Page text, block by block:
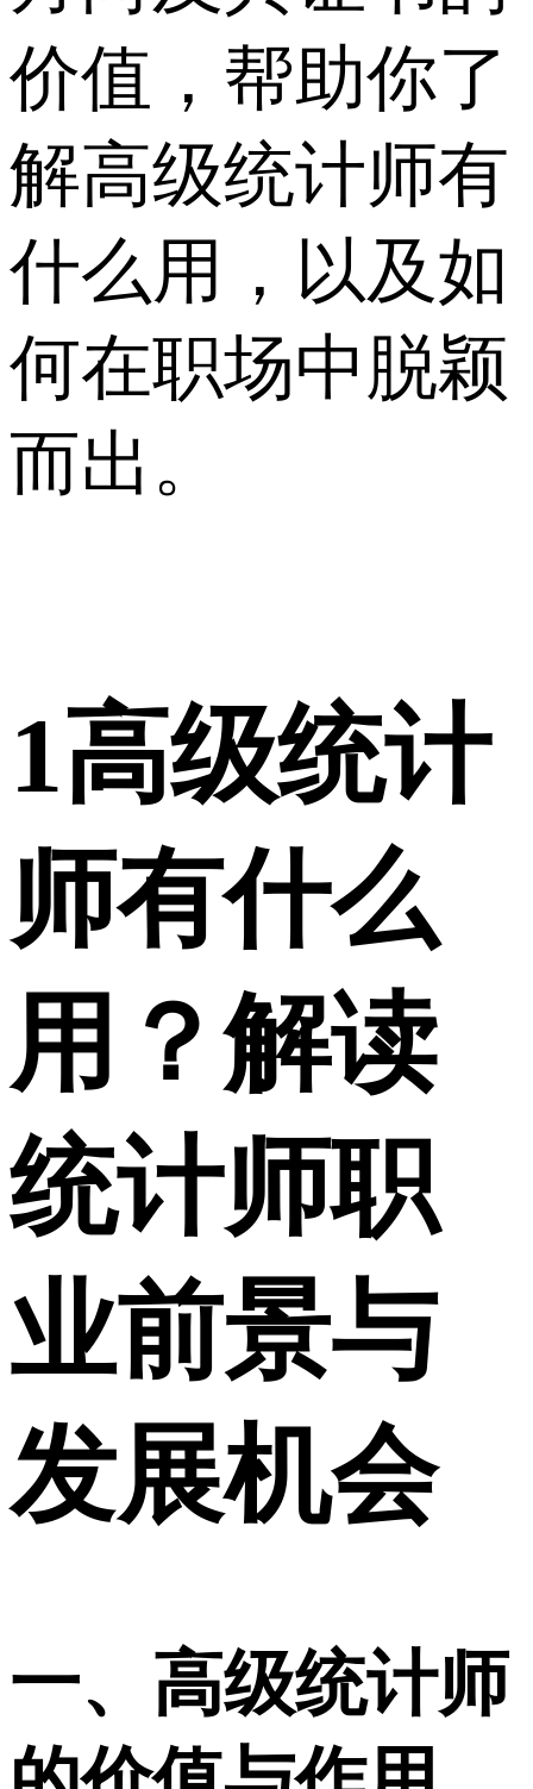
价值，帮助你了
解高级统计师有
什么用，以及如
何在职场中脱颖
而出。
1高级统计
师有什么
用？解读
统计师职
业前景与
发展机会
一、高级统计师